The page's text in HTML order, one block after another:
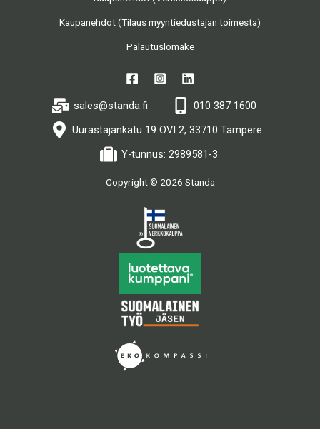
Kaupanehdot (Tilaus myyntiedustajan toimesta)
Palautuslomake
sales@standa.fi
010 387 1600
Uurastajankatu 19 OVI 2, 33710 Tampere
Y-tunnus: 2989581-3
Copyright © 2026 Standa